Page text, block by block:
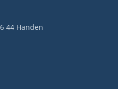
44 Handen